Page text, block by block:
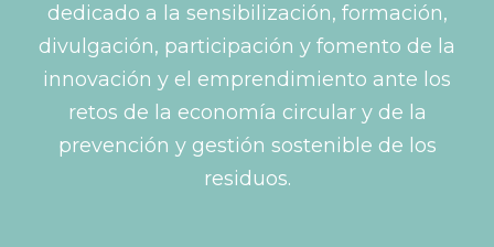
dedicado a la sensibilización, formación,
divulgación, participación y fomento de la
innovación y el emprendimiento ante los
retos de la economía circular y de la
prevención y gestión sostenible de los
residuos.